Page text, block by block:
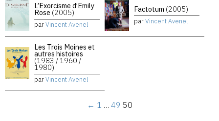
L’Exorcisme d’Emily
Rose (2005)
parVincent Avenel
Factotum (2005)
parVincent Avenel
Les Trois Moines et
autres histoires
(1983 / 1960 /
1980)
parVincent Avenel
← 1 … 49 50